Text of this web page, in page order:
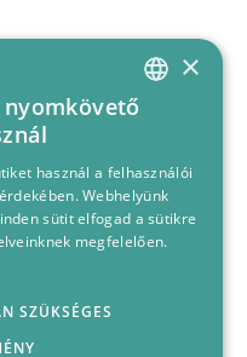
HUNGARIAN
×
nyomkövető
használ a felhasználói
Webhelyünk
sütit elfogad a sütikre
megfelelően.
SZÜKSÉGES